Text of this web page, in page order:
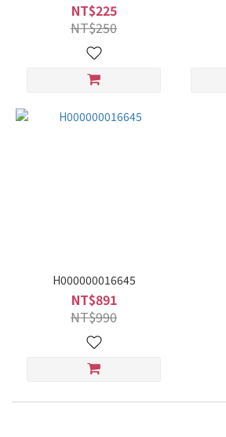
NT$225
NT$250
H000000016645
NT$891
NT$990